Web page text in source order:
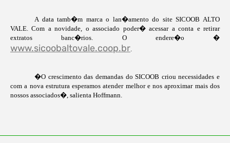
A data tamb�m marca o lan�amento do site SICOOB ALTO
VALE. Com a novidade, o associado poder� acessar a conta e retirar
extratos banc�rios. O endere�o �
www.sicoobaltovale.coop.br.
�O crescimento das demandas do SICOOB criou necessidades e
com a nova estrutura esperamos atender melhor e nos aproximar mais dos
nossos associados�, salienta Hoffmann.